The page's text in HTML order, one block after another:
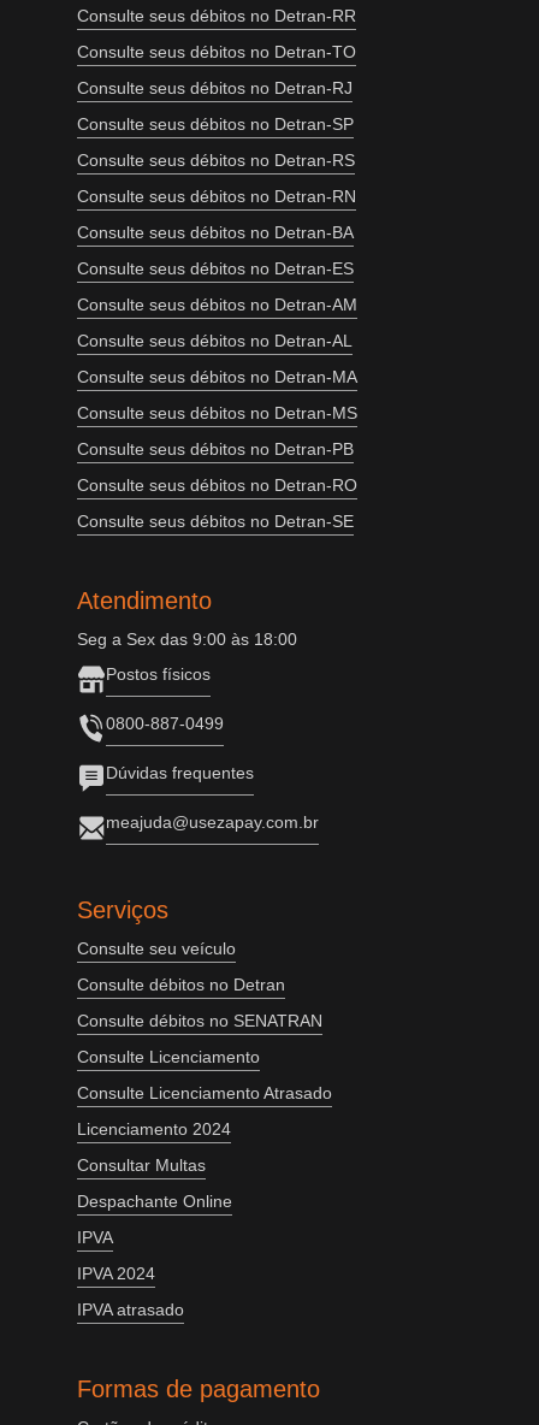
Consulte seus débitos no Detran-RR
Consulte seus débitos no Detran-TO
Consulte seus débitos no Detran-RJ
Consulte seus débitos no Detran-SP
Consulte seus débitos no Detran-RS
Consulte seus débitos no Detran-RN
Consulte seus débitos no Detran-BA
Consulte seus débitos no Detran-ES
Consulte seus débitos no Detran-AM
Consulte seus débitos no Detran-AL
Consulte seus débitos no Detran-MA
Consulte seus débitos no Detran-MS
Consulte seus débitos no Detran-PB
Consulte seus débitos no Detran-RO
Consulte seus débitos no Detran-SE
Atendimento
Seg a Sex das 9:00 às 18:00
Postos físicos
0800-887-0499
Dúvidas frequentes
meajuda@usezapay.com.br
Serviços
Consulte seu veículo
Consulte débitos no Detran
Consulte débitos no SENATRAN
Consulte Licenciamento
Consulte Licenciamento Atrasado
Licenciamento 2024
Consultar Multas
Despachante Online
IPVA
IPVA 2024
IPVA atrasado
Formas de pagamento